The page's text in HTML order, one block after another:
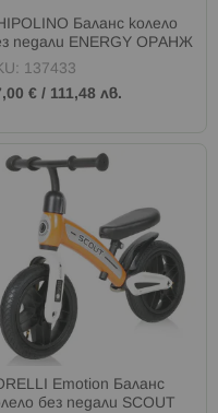
Баланс колело
педали ENERGY ОРАНЖ
137433
€ / 111,48 лв.
Emotion Баланс
без педали SCOUT